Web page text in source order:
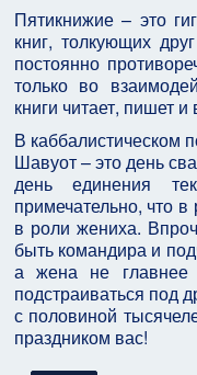
Пятикнижие – это
книг, толкующих
постоянно
только во
книги читает, пишет
В каббалистическом
Шавуот – это день
день единения
примечательно, что
в роли жениха.
быть командира и
а жена не
подстраиваться под
с половиной
праздником вас!